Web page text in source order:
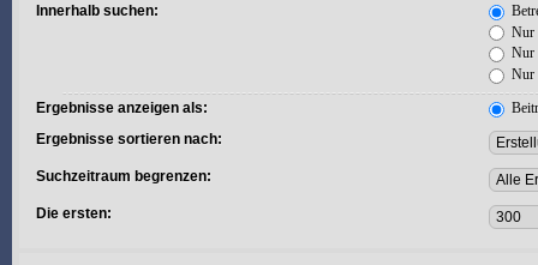
Innerhalb suchen:
Nur
Nur
Nur
Ergebnisse anzeigen als:
Ergebnisse sortieren nach:
Suchzeitraum begrenzen:
Die ersten: